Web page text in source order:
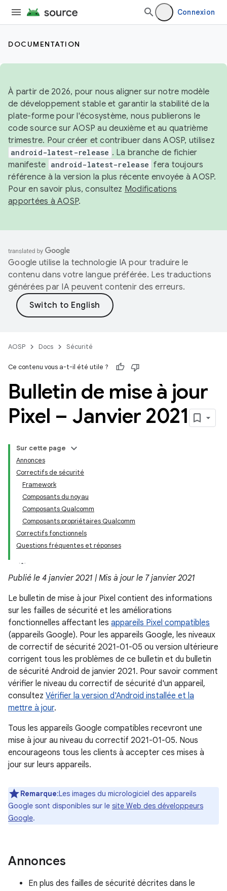
Connexion
DOCUMENTATION
À partir de 2026, pour nous aligner sur notre modèle
de développement stable et garantir la stabilité de la
plate-forme pour l'écosystème, nous publierons le
code source sur AOSP au deuxième et au quatrième
trimestre. Pour créer et contribuer dans AOSP, utilisez
android-latest-release . La branche de fichier
manifeste android-latest-release fera toujours
référence à la version la plus récente envoyée à AOSP.
Pour en savoir plus, consultez Modifications
apportées à AOSP.
Google utilise la technologie IA pour traduire le
contenu dans votre langue préférée. Les traductions
générées par IA peuvent contenir des erreurs.
AOSP Docs Sécurité
Ce contenu vous a-t-il été utile ?
Bulletin de mise à jour
Pixel – Janvier 2021
Sur cette page
Annonces
Correctifs de sécurité
Framework
Composants du noyau
Composants Qualcomm
Composants propriétaires Qualcomm
Correctifs fonctionnels
Questions fréquentes et réponses
Publié le 4 janvier 2021 | Mis à jour le 7 janvier 2021
Le bulletin de mise à jour Pixel contient des informations
sur les failles de sécurité et les améliorations
fonctionnelles affectant les appareils Pixel compatibles
(appareils Google). Pour les appareils Google, les niveaux
de correctif de sécurité 2021-01-05 ou version ultérieure
corrigent tous les problèmes de ce bulletin et du bulletin
de sécurité Android de janvier 2021. Pour savoir comment
vérifier le niveau du correctif de sécurité d'un appareil,
consultez Vérifier la version d'Android installée et la
mettre à jour.
Tous les appareils Google compatibles recevront une
mise à jour au niveau du correctif 2021-01-05. Nous
encourageons tous les clients à accepter ces mises à
jour sur leurs appareils.
Remarque:Les images du micrologiciel des appareils
Google sont disponibles sur le site Web des développeurs
Google.
Annonces
En plus des failles de sécurité décrites dans le